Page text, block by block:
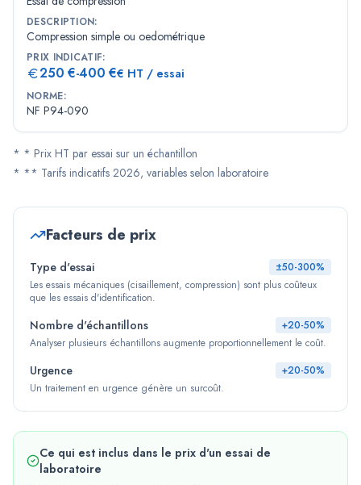
DESCRIPTION:
Compression simple ou oedométrique
PRIX INDICATIF:
250 €-400 €€ HT / essai
NORME:
NF P94-090
* * Prix HT par essai sur un échantillon
* ** Tarifs indicatifs 2026, variables selon laboratoire
Facteurs de prix
Type d'essai
±50-300%
Les essais mécaniques (cisaillement, compression) sont plus coûteux
que les essais d'identification.
Nombre d'échantillons
+20-50%
Analyser plusieurs échantillons augmente proportionnellement le coût.
Urgence
+20-50%
Un traitement en urgence génère un surcoût.
Ce qui est inclus dans le prix d'un essai de
laboratoire